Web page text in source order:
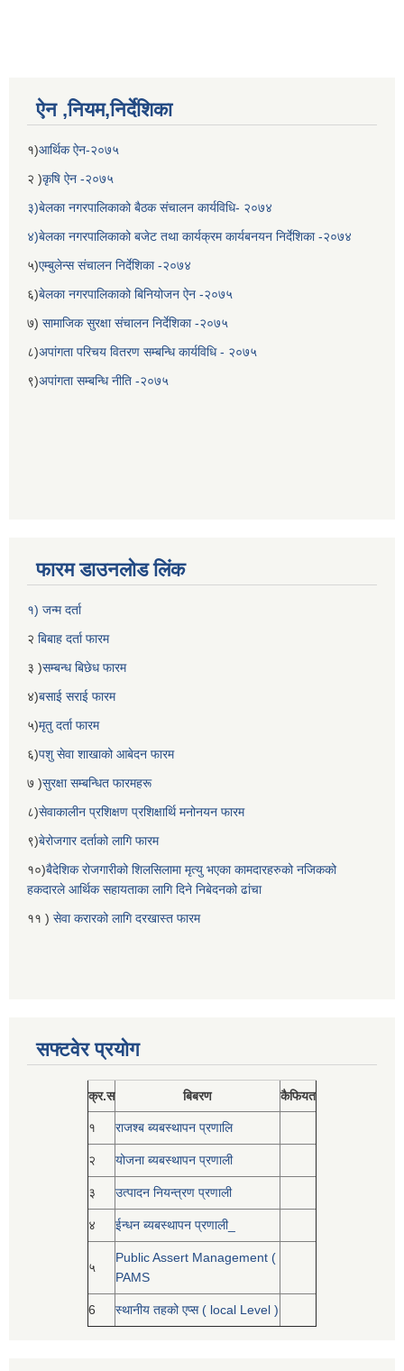
ऐन ,नियम,निर्देशिका
१)आर्थिक ऐन-२०७५
२ )कृषि ऐन -२०७५
३)बेलका नगरपालिकाको बैठक संचालन कार्यविधि- २०७४
४)बेलका नगरपालिकाको बजेट तथा कार्यक्रम कार्यबनयन निर्देशिका -२०७४
५)एम्बुलेन्स संचालन निर्देशिका -२०७४
६)बेलका नगरपालिकाको बिनियोजन ऐन -२०७५
७) सामाजिक सुरक्षा संचालन निर्देशिका -२०७५
८)अपांगता परिचय वितरण सम्बन्धि कार्यविधि - २०७५
९)अपांगता सम्बन्धि नीति -२०७५
फारम डाउनलोड लिंक
१) जन्म दर्ता
२ बिबाह दर्ता फारम
३ )सम्बन्ध बिछेध फारम
४)बसाई सराई फारम
५)मृतु दर्ता फारम
६)पशु सेवा शाखाको आबेदन फारम
७ )सुरक्षा सम्बन्धित फारमहरू
८)सेवाकालीन प्रशिक्षण प्रशिक्षार्थि मनोनयन फारम
९)बेरोजगार दर्ताको लागि फारम
१०)बैदेशिक रोजगारीको शिलसिलामा मृत्यु भएका कामदारहरुको नजिकको
हकदारले आर्थिक सहायताका लागि दिने निबेदनको ढांचा
११ ) सेवा करारको लागि दरखास्त फारम
सफ्टवेर प्रयोग
क्र.स बिबरण कैफियत
१ राजश्ब ब्यबस्थापन प्रणालि
२ योजना ब्यबस्थापन प्रणाली
३ उत्पादन नियन्त्रण प्रणाली
४ ईन्धन ब्यबस्थापन प्रणाली_
५
Public Assert Management (
PAMS
6 स्थानीय तहको एप्स ( local Level )